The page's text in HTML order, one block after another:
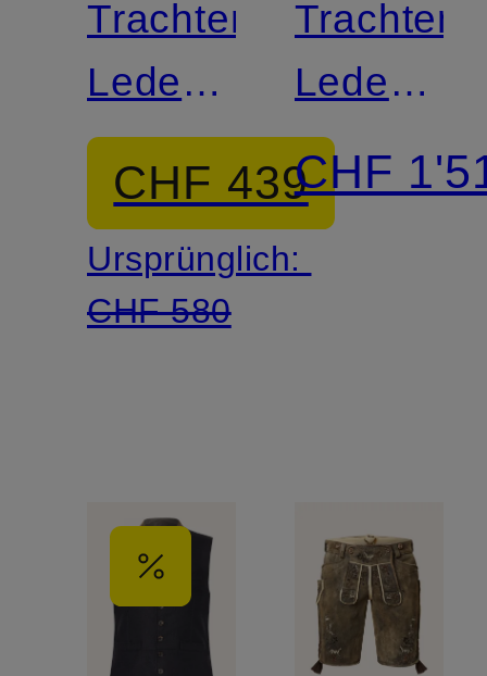
Trachten-
Lederhose
HOFGASTEIN
CHF 439
Ursprünglich:
CHF 580
Trachten-
CHF